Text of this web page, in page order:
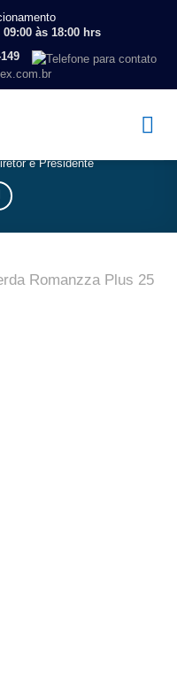
às 18:00 hrs
e Presidente